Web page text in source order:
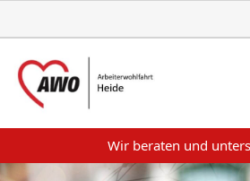
Wir beraten und unterstützen